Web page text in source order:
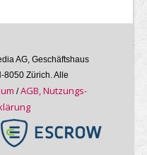
AG, Geschäftshaus
8050 Zürich. Alle
/AGB, Nutzungs­